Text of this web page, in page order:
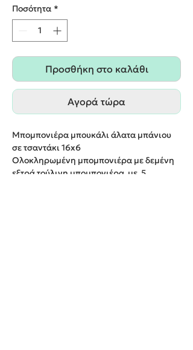
Ποσότητα *
Προσθήκη στο καλάθι
Αγορά τώρα
Μπομπονιέρα μπουκάλιάλατα μπάνιου
σε τσαντάκι16x6
Ολοκληρωμένη μπομπονιέρα με δεμένη
εξτρά τούλινη μπομπονιέρα με 5